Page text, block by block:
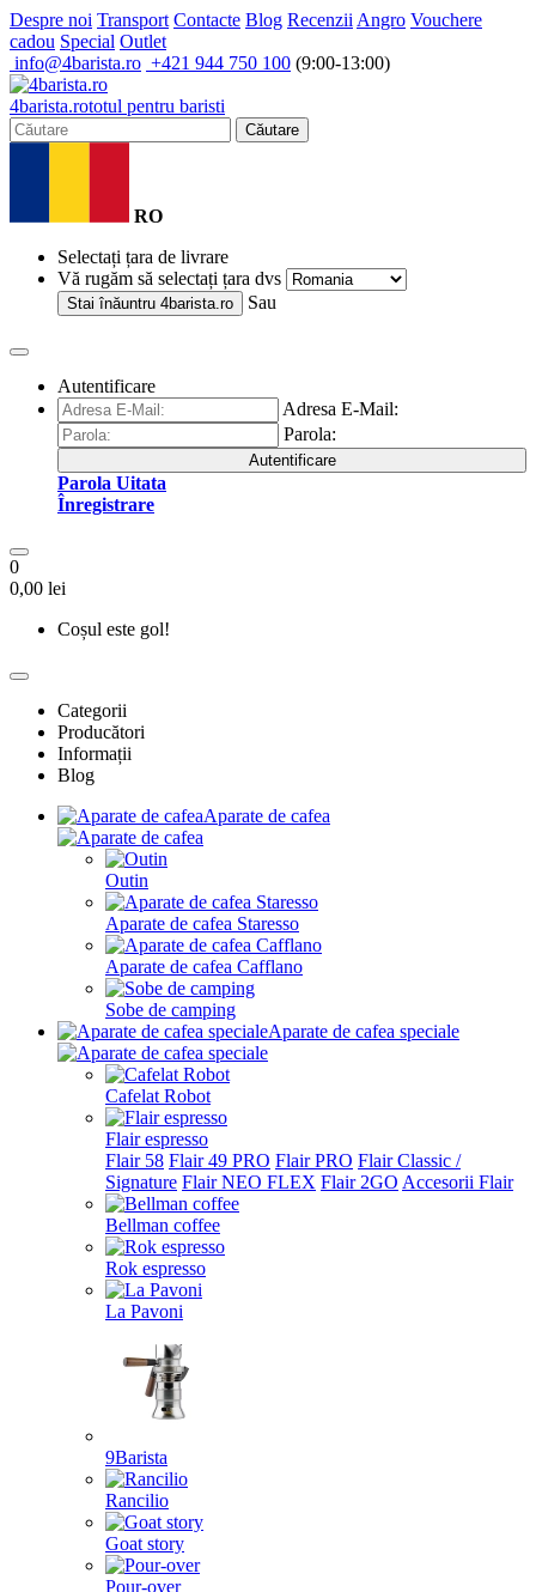
Despre noi Transport Contacte Blog Recenzii Angro Vouchere
cadou Special Outlet
info@4barista.ro +421 944 750 100 (9:00-13:00)
4barista.rototul pentru baristi
Căutare
RO
Selectați țara de livrare
Vă rugăm să selectați țara dvs
Stai înăuntru 4barista.ro Sau
Autentificare
Adresa E-Mail:
Parola:
Autentificare
Parola Uitata
Înregistrare
0
0,00 lei
Coșul este gol!
Categorii
Producători
Informații
Blog
Aparate de cafea
Outin
Aparate de cafea Staresso
Aparate de cafea Cafflano
Sobe de camping
Aparate de cafea speciale
Cafelat Robot
Flair espresso
Flair 58 Flair 49 PRO Flair PRO Flair Classic /
Signature Flair NEO FLEX Flair 2GO Accesorii Flair
Bellman coffee
Rok espresso
La Pavoni
9Barista
Rancilio
Goat story
Pour-over